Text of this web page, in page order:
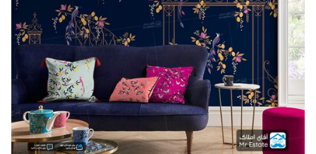
صنعت ساختمان
محله گردی
معماری
ملکی
همایش و نمایشگاه